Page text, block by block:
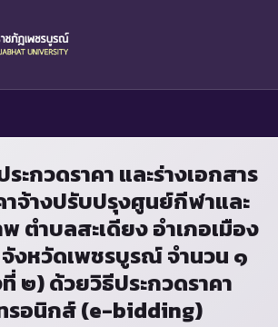
ะกวดราคา และร่างเอกสาร
าจ้างปรับปรุงศูนย์กีฬาและ
ตำบลสะเดียง อำเภอเมือง
งหวัดเพชรบูรณ์ จำนวน ๑
๒) ด้วยวิธีประกวดราคา
รอนิกส์ (e-bidding)